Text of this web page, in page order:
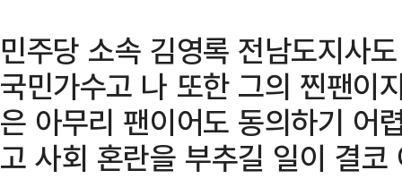
민주당 소속 김영록 전남도지사
국민가수고 나 또한 그의 찐팬이
은 아무리 팬이어도 동의하기 어
고 사회 혼란을 부추길 일이 결